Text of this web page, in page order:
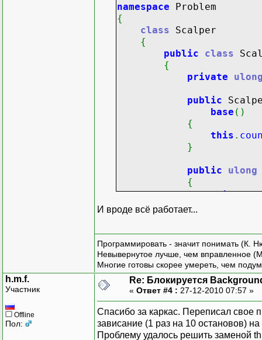
namespace Problem
{
class Scalper
{
public
class
{
private
public
base ( )
{
this .
}
public ulong
{
get
}
}
privateThread
private ulong
private bool
publicScalper()
{
И вроде всё работает...
Программировать - значит понимать (К.
Невывернутое лучше, чем вправленное
Многие готовы скорее умереть, чем
h.m.f.
Участник
Offline
Пол:
Re: Блокируется
« Ответ #4 : 27-12-2010 07:57 »
Спасибо за каркас. Переписал свое
зависание (1 раз на 10 остановов)
Проблему удалось решить заменой